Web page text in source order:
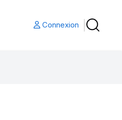
Connexion